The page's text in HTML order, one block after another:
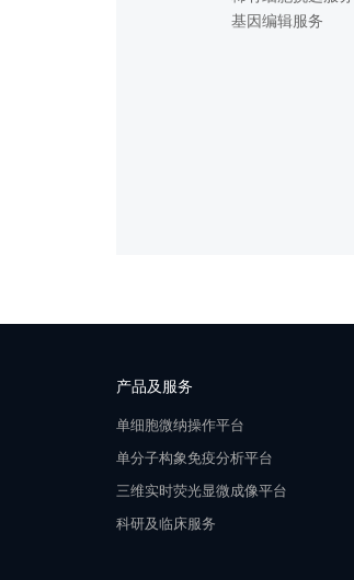
基因编辑服务
产品及服务
单细胞微纳操作平台
单分子构象免疫分析平台
三维实时荧光显微成像平台
科研及临床服务